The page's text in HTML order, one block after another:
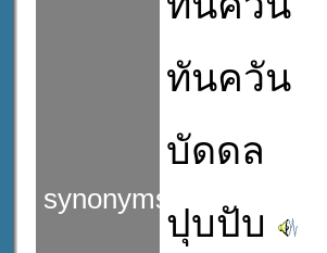
synonyms
ทันควัน
บัดดล
ปุบปับ